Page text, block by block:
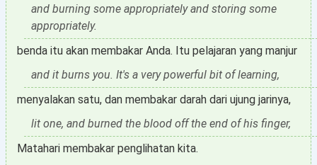
and burning some appropriately and storing some
appropriately.
benda itu akan membakar Anda. Itu pelajaran yang manjur
and it burns you. It's a very powerful bit of learning,
menyalakan satu, dan membakar darah dari ujung jarinya,
lit one, and burned the blood off the end of his finger,
Matahari membakar penglihatan kita.